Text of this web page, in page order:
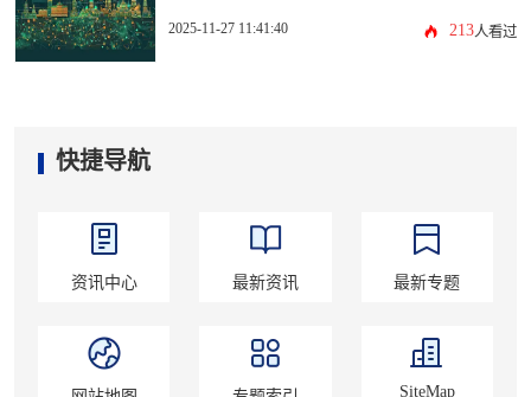
2025-11-27 11:41:40 213人看过
快捷导航
资讯中心 最新资讯 最新专题
SiteMap